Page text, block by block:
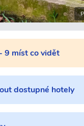
9 míst co vidět
dostupné hotely